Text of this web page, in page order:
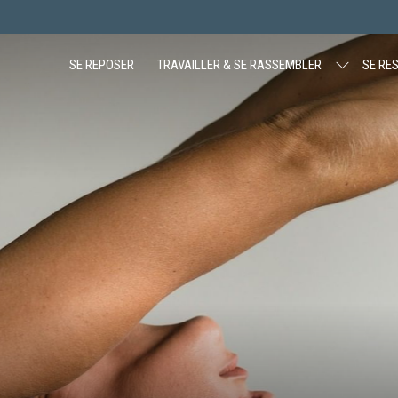
SE REPOSER TRAVAILLER & SE RASSEMBLER SE